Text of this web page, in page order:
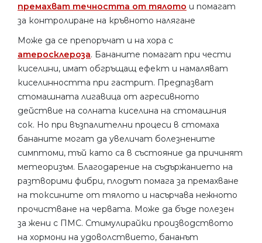
премахват течността от тялото и помагат
за контролиране на кръвното налягане
Може да се препоръчат и на хора с
атеросклероза. Бананите помагат при чести
киселини, имат обгръщащ ефект и намаляват
киселинността при гастрит. Предпазват
стомашната лигавица от агресивното
действие на солната киселина на стомашния
сок. Но при възпалителни процеси в стомаха
бананите могат да увеличат болезнените
симптоми, тъй като са в състояние да причинят
метеоризъм. Благодарение на съдържанието на
разтворими фибри, плодът помага за премахване
на токсините от тялото и насърчава нежното
прочистване на червата. Може да бъде полезен
за жени с ПМС. Стимулирайки производството
на хормони на удоволствието, бананът